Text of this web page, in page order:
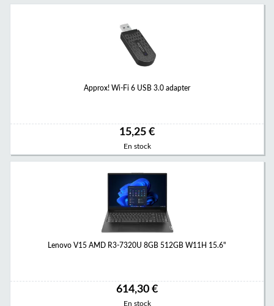
Approx! Wi-Fi 6 USB 3.0 adapter
15,25 €
En stock
Lenovo V15 AMD R3-7320U 8GB 512GB W11H 15.6"
614,30 €
En stock